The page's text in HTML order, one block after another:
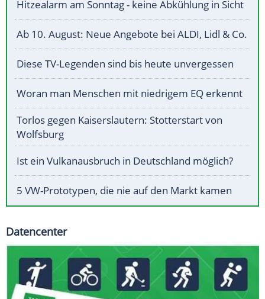
Hitzealarm am Sonntag - keine Abkühlung in Sicht
Ab 10. August: Neue Angebote bei ALDI, Lidl & Co.
Diese TV-Legenden sind bis heute unvergessen
Woran man Menschen mit niedrigem EQ erkennt
Torlos gegen Kaiserslautern: Stotterstart von
Wolfsburg
Ist ein Vulkanausbruch in Deutschland möglich?
5 VW-Prototypen, die nie auf den Markt kamen
Datencenter